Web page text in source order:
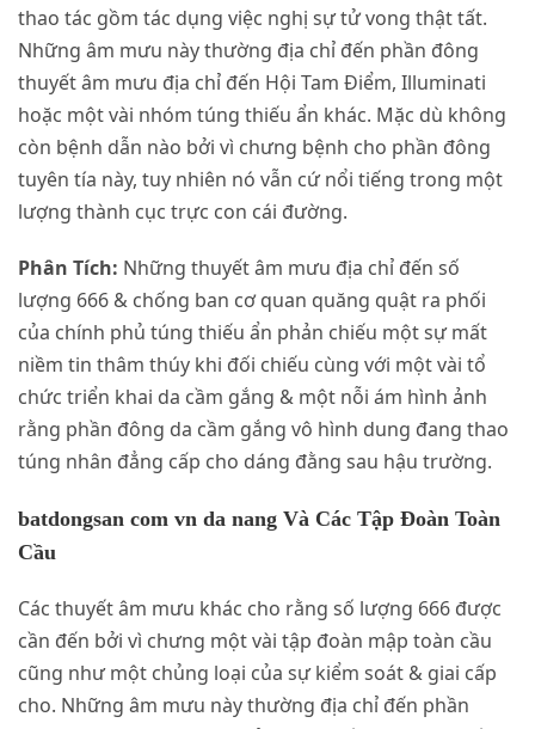
thao tác gồm tác dụng việc nghị sự tử vong thật tất.
Những âm mưu này thường địa chỉ đến phần đông
thuyết âm mưu địa chỉ đến Hội Tam Điểm, Illuminati
hoặc một vài nhóm túng thiếu ẩn khác. Mặc dù không
còn bệnh dẫn nào bởi vì chưng bệnh cho phần đông
tuyên tía này, tuy nhiên nó vẫn cứ nổi tiếng trong một
lượng thành cục trực con cái đường.
Phân Tích: Những thuyết âm mưu địa chỉ đến số
lượng 666 & chống ban cơ quan quăng quật ra phối
của chính phủ túng thiếu ẩn phản chiếu một sự mất
niềm tin thâm thúy khi đối chiếu cùng với một vài tổ
chức triển khai da cầm gắng & một nỗi ám hình ảnh
rằng phần đông da cầm gắng vô hình dung đang thao
túng nhân đẳng cấp cho dáng đằng sau hậu trường.
batdongsan com vn da nang Và Các Tập Đoàn Toàn
Cầu
Các thuyết âm mưu khác cho rằng số lượng 666 được
cần đến bởi vì chưng một vài tập đoàn mập toàn cầu
cũng như một chủng loại của sự kiểm soát & giai cấp
cho. Những âm mưu này thường địa chỉ đến phần